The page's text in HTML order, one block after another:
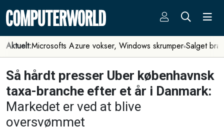
Aktuelt:Microsofts Azure vokser, Windows skrumper Salget
Så hårdt presser Uber københavnsk
taxa-branche efter et år i Danmark:
Markedet er ved at blive
oversvømmet